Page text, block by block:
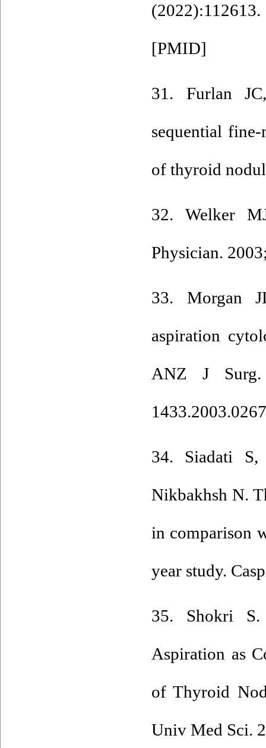
[PMID]
31. Furlan
sequential
of thyroid
32. Welker
Physician.
33. Morgan
aspiration
ANZ J Surg.
34. Siadati
Nikbakhsh N.
in comparison
year study.
35. Shokri
Aspiration as
of Thyroid
Univ Med Sci.